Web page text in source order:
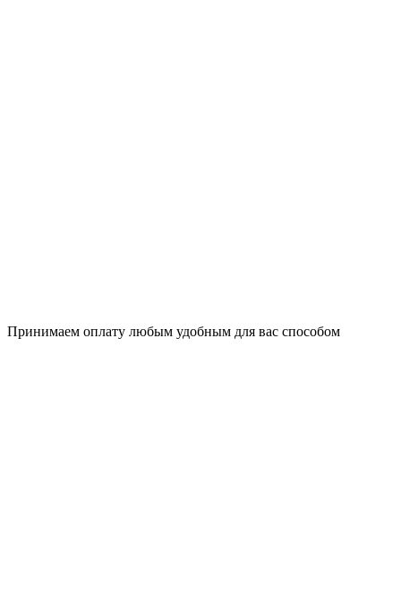
Принимаем оплату любым удобным для вас способом